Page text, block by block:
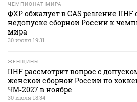
ЧЕМПИОНАТ МИРА
ФХР обжалует в CAS решение IIHF
недопуске сборной России к
мира
30 июля 19:31
ЖЕНЩИНЫ
IIHF рассмотрит вопрос с
женской сборной России по
ЧМ‑2027 в ноябре
30 июля 18:34